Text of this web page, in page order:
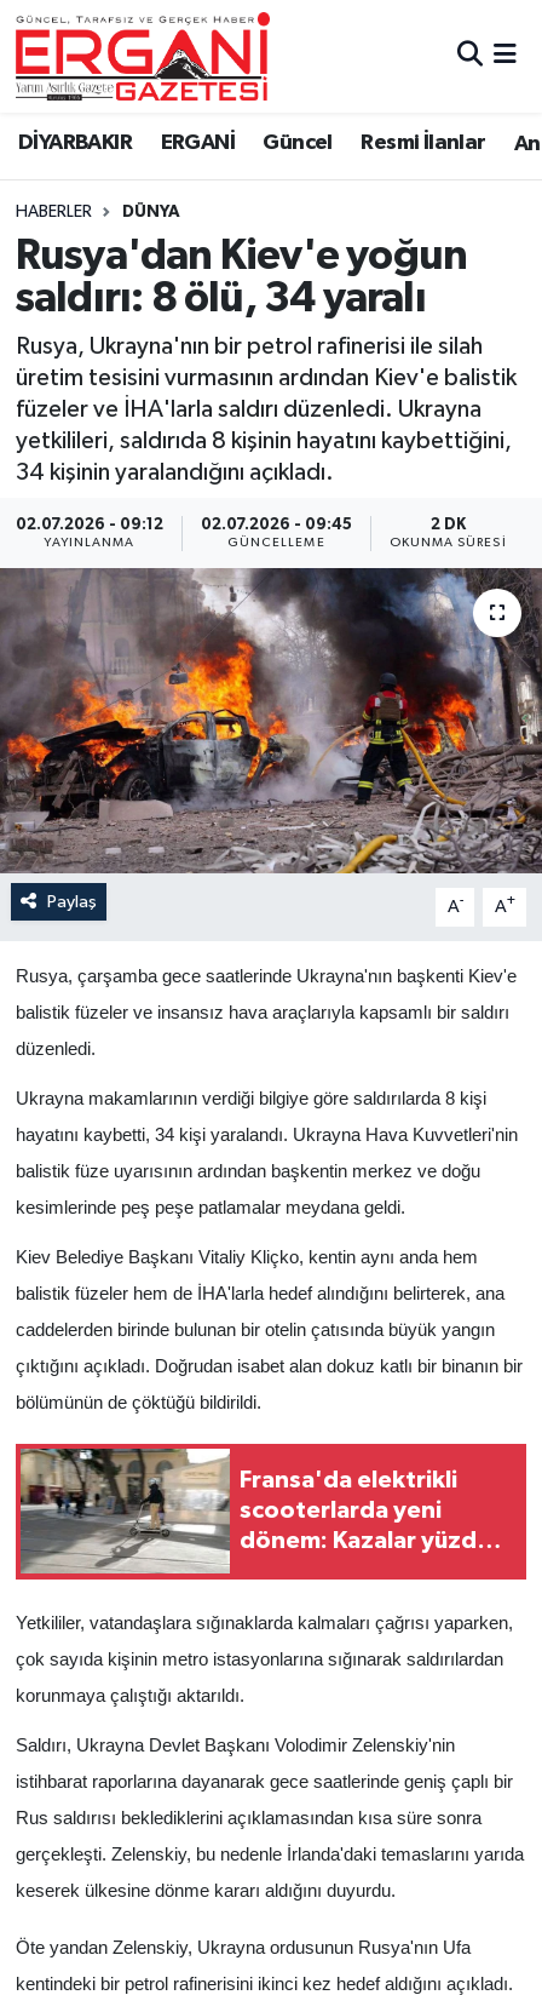
DİYARBAKIR ERGANİ Güncel Resmi İlanlar
HABERLER DÜNYA
Rusya'dan Kiev'e yoğun
saldırı: 8 ölü, 34 yaralı
Rusya, Ukrayna'nın bir petrol rafinerisi ile silah
üretim tesisini vurmasının ardından Kiev'e balistik
füzeler ve İHA'larla saldırı düzenledi. Ukrayna
yetkilileri, saldırıda 8 kişinin hayatını kaybettiğini,
34 kişinin yaralandığını açıkladı.
02.07.2026 - 09:12
YAYINLANMA
02.07.2026 - 09:45
GÜNCELLEME
2 DK
OKUNMA SÜRESI
Paylaş A- A+
Rusya, çarşamba gece saatlerinde Ukrayna'nın başkenti Kiev'e
balistik füzeler ve insansız hava araçlarıyla kapsamlı bir saldırı
düzenledi.
Ukrayna makamlarının verdiği bilgiye göre saldırılarda 8 kişi
hayatını kaybetti, 34 kişi yaralandı. Ukrayna Hava Kuvvetleri'nin
balistik füze uyarısının ardından başkentin merkez ve doğu
kesimlerinde peş peşe patlamalar meydana geldi.
Kiev Belediye Başkanı Vitaliy Kliçko, kentin aynı anda hem
balistik füzeler hem de İHA'larla hedef alındığını belirterek, ana
caddelerden birinde bulunan bir otelin çatısında büyük yangın
çıktığını açıkladı. Doğrudan isabet alan dokuz katlı bir binanın bir
bölümünün de çöktüğü bildirildi.
Fransa'da elektrikli
scooterlarda yeni
dönem: Kazalar yüzde
Yetkililer, vatandaşlara sığınaklarda kalmaları çağrısı yaparken,
çok sayıda kişinin metro istasyonlarına sığınarak saldırılardan
korunmaya çalıştığı aktarıldı.
Saldırı, Ukrayna Devlet Başkanı Volodimir Zelenskiy'nin
istihbarat raporlarına dayanarak gece saatlerinde geniş çaplı bir
Rus saldırısı beklediklerini açıklamasından kısa süre sonra
gerçekleşti. Zelenskiy, bu nedenle İrlanda'daki temaslarını yarıda
keserek ülkesine dönme kararı aldığını duyurdu.
Öte yandan Zelenskiy, Ukrayna ordusunun Rusya'nın Ufa
kentindeki bir petrol rafinerisini ikinci kez hedef aldığını açıkladı.
DİYARBAKIR
BİSMİL
BAĞLAR
ERGANİ
Güncel
Eği̇ti̇m
Resmi İlanlar
Sağlık
Si̇yaset
Spor
Yaşam
Anali̇z
Bi̇li̇m & Teknoloji̇
Dünya
Eği̇ti̇m
Ergani Nöbetçi Eczaneler
Ergani Hava Durumu
Ergani Trafik Yoğunluk Haritası
Süper Lig Puan Durumu ve Fikstür
Tüm Manşetler
Son Dakika Haberleri
Haber Arşivi